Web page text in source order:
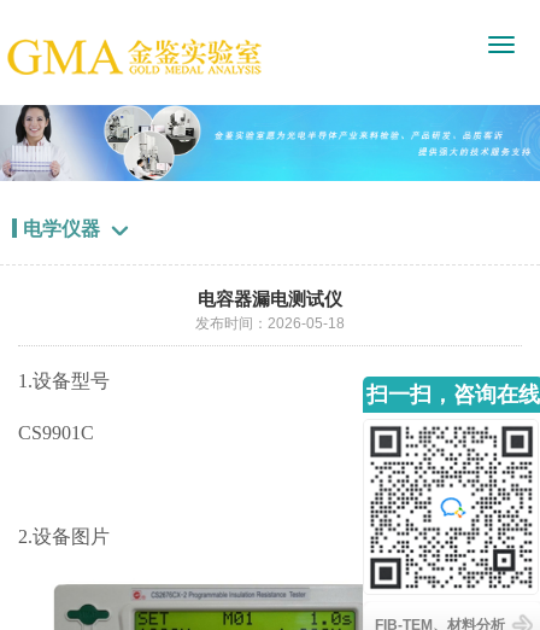
电学仪器 
电容器漏电测试仪
发布时间：2026-05-18
1.设备型号
CS9901C
2.设备图片
扫一扫，咨询在线
客服
FIB-TEM、材料分析